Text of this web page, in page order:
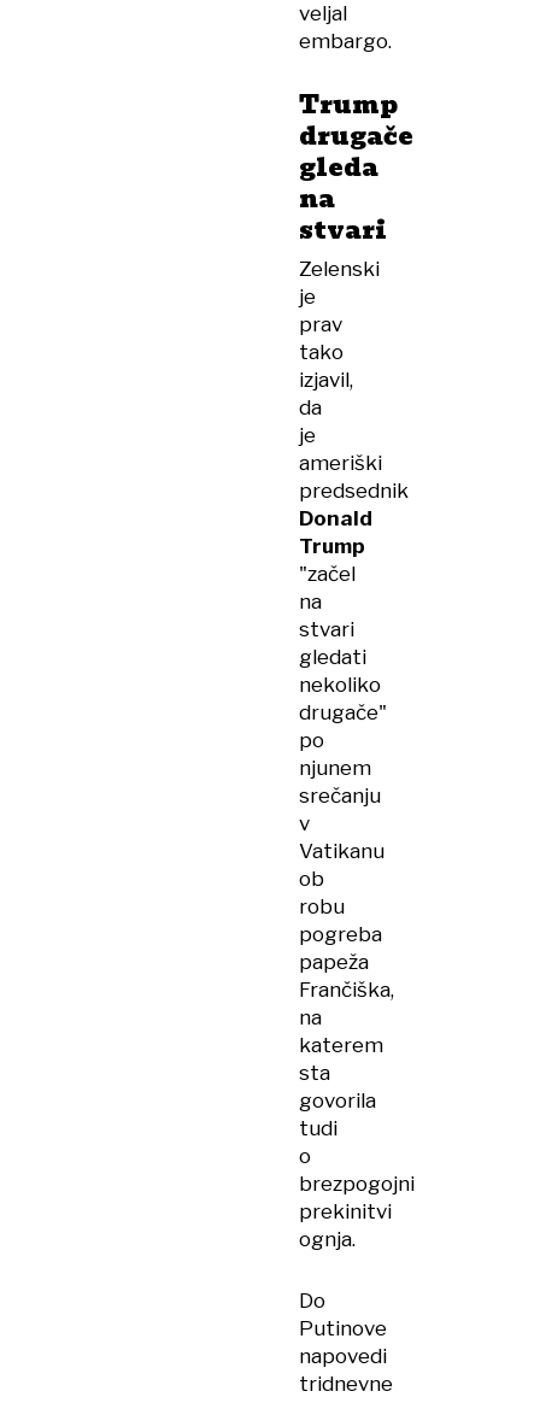
veljal
embargo.
Trump
drugače
gleda
na
stvari
Zelenski
je
prav
tako
izjavil,
da
je
ameriški
predsednik
Donald
Trump
"začel
na
stvari
gledati
nekoliko
drugače"
po
njunem
srečanju
v
Vatikanu
ob
robu
pogreba
papeža
Frančiška,
na
katerem
sta
govorila
tudi
o
brezpogojni
prekinitvi
ognja.
Do
Putinove
napovedi
tridnevne